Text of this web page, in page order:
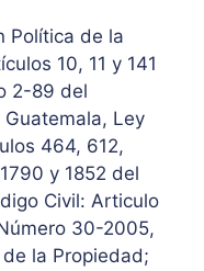
Política de la
10, 11 y 141
2-89 del
Ley
464, 612,
y 1852 del
Civil: Articulo
30-2005,
la Propiedad;